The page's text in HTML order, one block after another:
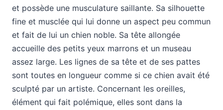
et possède une musculature saillante. Sa silhouette
fine et musclée qui lui donne un aspect peu commun
et fait de lui un chien noble. Sa tête allongée
accueille des petits yeux marrons et un museau
assez large. Les lignes de sa tête et de ses pattes
sont toutes en longueur comme si ce chien avait été
sculpté par un artiste. Concernant les oreilles,
élément qui fait polémique, elles sont dans la